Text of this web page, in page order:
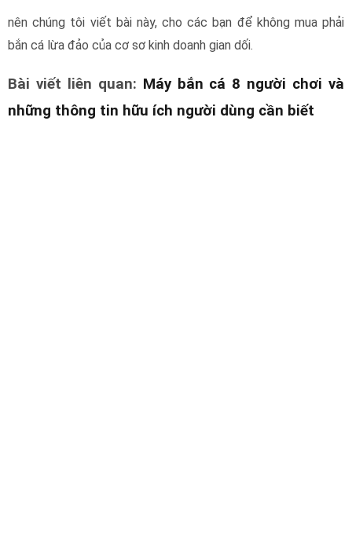
nên chúng tôi viết bài này, cho các bạn để không mua phải
bắn cá lừa đảo của cơ sơ kinh doanh gian dối.
Bài viết liên quan: Máy bắn cá 8 người chơi và
những thông tin hữu ích người dùng cần biết